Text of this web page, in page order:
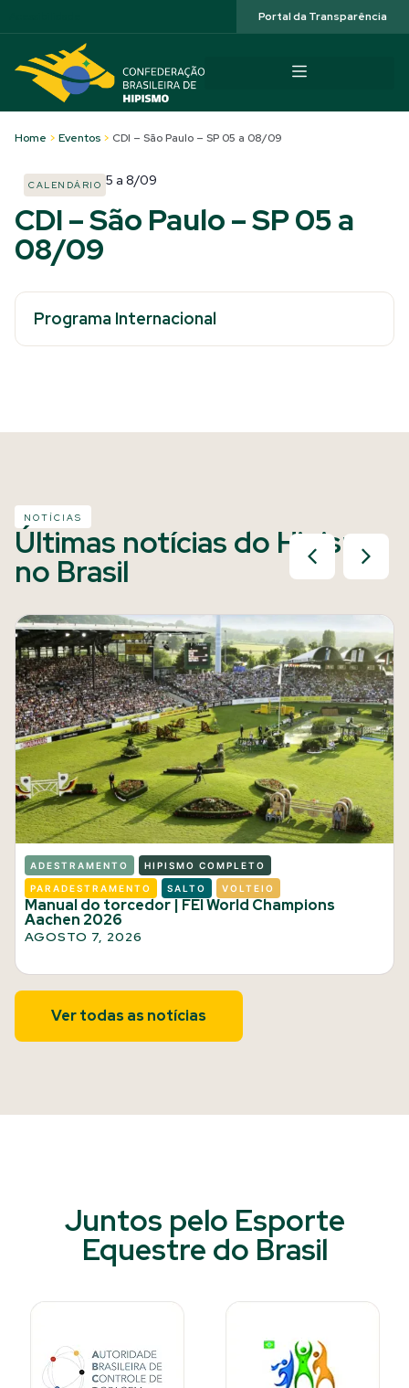
Portal da Transparência
Home > Eventos > CDI – São Paulo – SP 05 a 08/09
CALENDÁRIO 5 a 8/09
CDI – São Paulo – SP 05 a
08/09
Programa Internacional
NOTÍCIAS
Últimas notícias do Hipismo
no Brasil
ADESTRAMENTO HIPISMO COMPLETO
PARADESTRAMENTO SALTO VOLTEIO
Manual do torcedor | FEI World Champions
Aachen 2026
AGOSTO 7, 2026
Ver todas as notícias
Juntos pelo Esporte
Equestre do Brasil​